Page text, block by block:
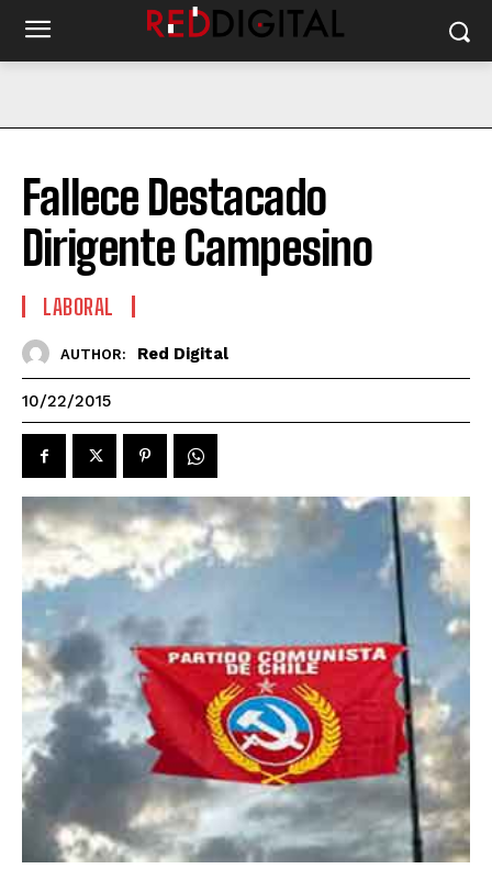
Fallece Destacado
Dirigente Campesino
LABORAL
AUTHOR: Red Digital
10/22/2015